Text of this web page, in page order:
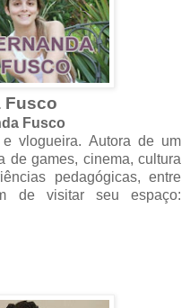
Fusco
Fusco
vlogueira. Autora de um
de games, cinema, cultura
pedagógicas, entre
de visitar seu espaço: